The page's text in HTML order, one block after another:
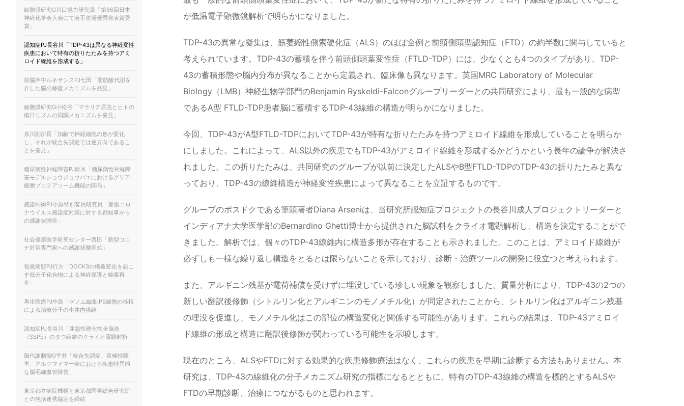
細胞膜研究G川口協力研究員「第66回日本
神経化学会大会にて若手道場優秀発表賞受
賞」
認知症PJ長谷川「TDP-43は異なる神経変性
疾患において特有の折りたたみを持つアミ
ロイド線維を形成する」
前脳卒中ルネサンスPJ七田「脂肪酸代謝を
介した脳の修復メカニズムを発見」
細胞膜研究G⼩松⾕「マラリア原⾍とヒトの
概⽇リズムの同調メカニズムを発⾒」
糸川副所長「加齢で神経細胞の形が変化
し、それが統合失調症では逆方向であるこ
とを発見」
糖尿病性神経障害PJ鈴木「糖尿病性神経障
害モデルショウジョウバエにおけるグリア
細胞プロテアソーム機能の関与」
感染制御PJ小原特別客員研究員「新型コロ
ナウイルス感染症対策に対する都知事から
の感謝状贈呈」
社会健康医学研究センター西田「新型コロ
ナ対策専門家への感謝状贈呈式」
視覚病態PJ行方「DOCK3の構造変化を起こ
す低分子化合物による神経保護と軸索再
生」
再生医療PJ中島「ゲノム編集iPS細胞の移植
による治療分子の生体内供給」
認知症PJ長谷川「亜急性硬化性全脳炎
（SSPE）のタウ線維のクライオ電顕解析」
脳代謝制御G平井「統合失調症、双極性障
害、アルツマイマー病における疾患特異的
な脳毛細血管障害」
東京都立病院機構と東京都医学総合研究所
との包括連携協定を締結
が低温電子顕微鏡解析で明らかになりました。
TDP-43の異常な凝集は、筋萎縮性側索硬化症（ALS）のほぼ全例と前頭側頭型認知症（FTD）の約半数に関与していると
考えられています。TDP-43の蓄積を伴う前頭側頭葉変性症（FTLD-TDP）には、少なくとも4つのタイプがあり、TDP-
43の蓄積形態や脳内分布が異なることから定義され、臨床像も異なります。英国MRC Laboratory of Molecular
Biology（LMB）神経生物学部門のBenjamin Ryskeldi-Falconグループリーダーとの共同研究により、最も一般的な病型
であるA型 FTLD-TDP患者脳に蓄積するTDP-43線維の構造が明らかになりました。
今回、TDP-43がA型FTLD-TDPにおいてTDP-43が特有な折りたたみを持つアミロイド線維を形成していることを明らか
にしました。これによって、ALS以外の疾患でもTDP-43がアミロイド線維を形成するかどうかという長年の論争が解決さ
れました。この折りたたみは、共同研究のグループが以前に決定したALSやB型FTLD-TDPのTDP-43の折りたたみと異な
っており、TDP-43の線維構造が神経変性疾患によって異なることを立証するものです。
グループのポスドクである筆頭著者Diana Arseniは、当研究所認知症プロジェクトの長谷川成人プロジェクトリーダーと
インディアナ大学医学部のBernardino Ghetti博士から提供された脳試料をクライオ電顕解析し、構造を決定することがで
きました。解析では、個々のTDP-43線維内に構造多形が存在することも示されました。このことは、アミロイド線維が
必ずしも一様な繰り返し構造をとるとは限らないことを示しており、診断・治療ツールの開発に役立つと考えられます。
また、アルギニン残基が電荷補償を受けずに埋没している珍しい現象を観察しました。質量分析により、TDP-43の2つの
新しい翻訳後修飾（シトルリン化とアルギニンのモノメチル化）が同定されたことから、シトルリン化はアルギニン残基
の埋没を促進し、モノメチル化はこの部位の構造変化と関係する可能性があります。これらの結果は、TDP-43アミロイ
ド線維の形成と構造に翻訳後修飾が関わっている可能性を示唆します。
現在のところ、ALSやFTDに対する効果的な疾患修飾療法はなく、これらの疾患を早期に診断する方法もありません。本
研究は、TDP-43の線維化の分子メカニズム研究の指標になるとともに、特有のTDP-43線維の構造を標的とするALSや
FTDの早期診断、治療につながるものと思われます。